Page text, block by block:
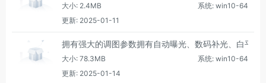
大小: 2.4MB
系统: win10-64
更新: 2025-01-11
拥有强大的调图参数拥有自动曝光、数码补光、白平
大小: 78.3MB
系统: win10-64
更新: 2025-01-14